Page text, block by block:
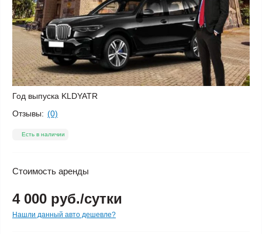
Год выпуска KLDYATR
Отзывы: (0)
Есть в наличии
Стоимость аренды
4 000 руб./сутки
Нашли данный авто дешевле?